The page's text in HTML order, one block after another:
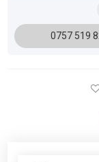
0757 519